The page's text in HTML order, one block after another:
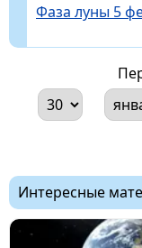
Фаза луны 5
Интересные